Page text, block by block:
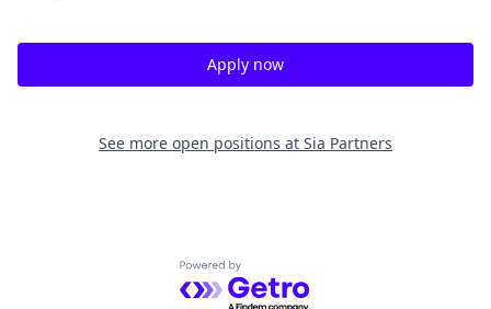
Apply now
See more open positions at Sia Partners
Powered by Getro.com